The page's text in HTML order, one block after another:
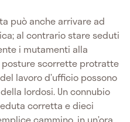
può anche arrivare ad
al contrario stare seduti
i mutamenti alla
scorrette protratte
lavoro d’ufficio possono
lordosi. Un connubio
corretta e dieci